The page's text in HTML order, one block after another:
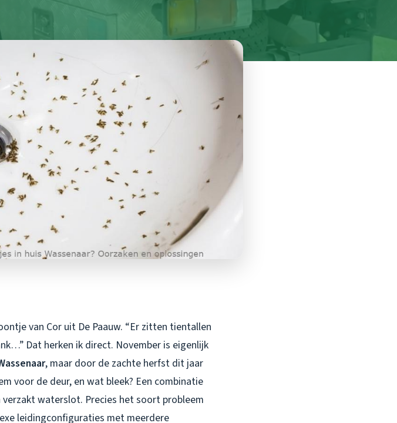
van Cor uit De Paauw. “Er zitten tientallen
Dat herken ik direct. November is eigenlijk
, maar door de zachte herfst dit jaar
voor de deur, en wat bleek? Een combinatie
waterslot. Precies het soort probleem
leidingconfiguraties met meerdere